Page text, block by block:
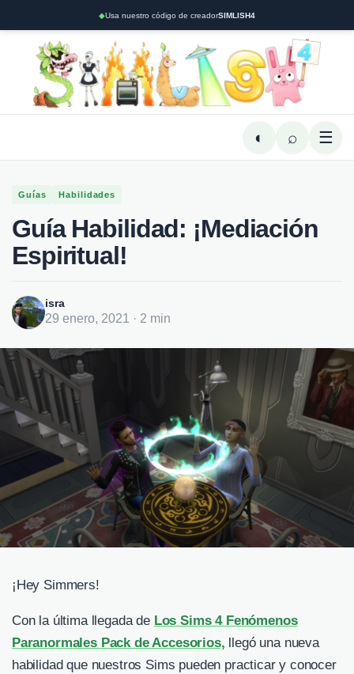
◆Usa nuestro código de creadorSIMLISH4
◐ ⌕ ☰
Guías Habilidades
Guía Habilidad: ¡Mediación
Espiritual!
isra
29 enero, 2021 · 2 min
¡Hey Simmers!
Con la última llegada de Los Sims 4 Fenómenos
Paranormales Pack de Accesorios, llegó una nueva
habilidad que nuestros Sims pueden practicar y conocer